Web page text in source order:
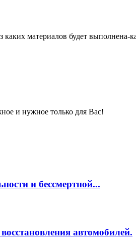
каких материалов будет выполнена-
и нужное только для Вас!
и бессмертной...
автомобилей.